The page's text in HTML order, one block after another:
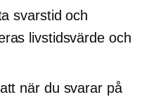
svarstid och
livstidsvärde och
när du svarar på